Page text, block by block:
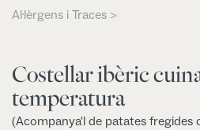
Al·lèrgens i Traces >
Costellar ibèric
temperatura
(Acompanya'l de patates fregides